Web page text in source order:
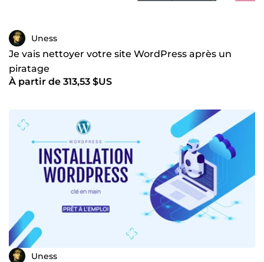
Uness
Je vais nettoyer votre site WordPress après un
piratage
À partir de 313,53 $US
Uness